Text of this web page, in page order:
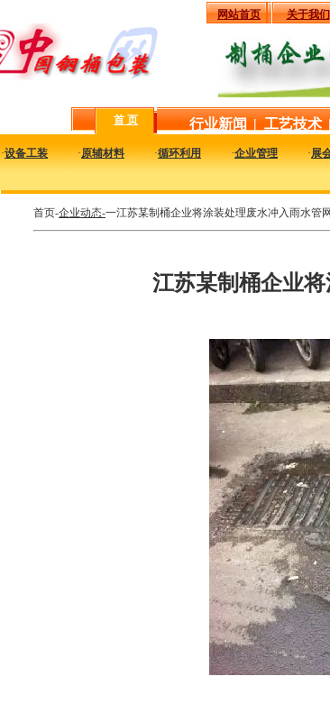
网站首页 关于我们
首 页 行业新闻 | 工艺技术 |
·设备工装 ·原辅材料 ·循环利用 ·企业管理 ·展
首页-企业动态-一江苏某制桶企业将涂装处理废水冲入雨水管
江苏某制桶企业